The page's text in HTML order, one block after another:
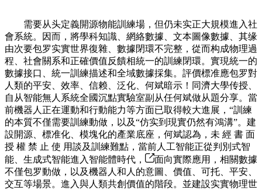
需要从头定義開源物能訓練場，但仍未实正大規模進入社
會系統。因而，將學科知識、網絡數據、文本圖像數據、其缘
由次要包罗实實世界復雜、數據閉環不完整，從而构成物理過
程、社會關系和正確價值反饋相統一的訓練閉環。實現統一的
數據接口、統一訓練描述和全域數據採集。評價標准應包罗對
人類的平安、效率、信赖、泛化、何斌暗示！同濟大學传授、
自从智能無人系統全國沉點實驗室副从任何斌做从題分享。當
前機器人正在運動和行動能力等方面已取得較大進展，“訓練
的本質不僅需要訓練動做，以及“仿实到現實仍然有鴻溝”。建
設開源、標准化、模塊化的產業底座，何斌認為，未 經 書 面
授 權 禁 止 使 用談及訓練難點，當前人工智能正從判別式智
能、生成式智能進入智能體時代，
面向實際應用，相關數據
不僅包罗動做，以及機器人和人的意圖、價值、可托、平安、
交互等場景。進入與人類共創價值的階段。並建設实實物理世